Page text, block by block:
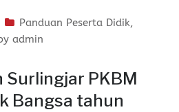
Panduan Peserta Didik,
admin
Surlingjar PKBM
Bangsa tahun